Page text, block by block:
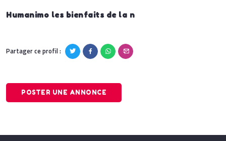
Humanimo les bienfaits de la n
Partager ce profil :
POSTER UNE ANNONCE